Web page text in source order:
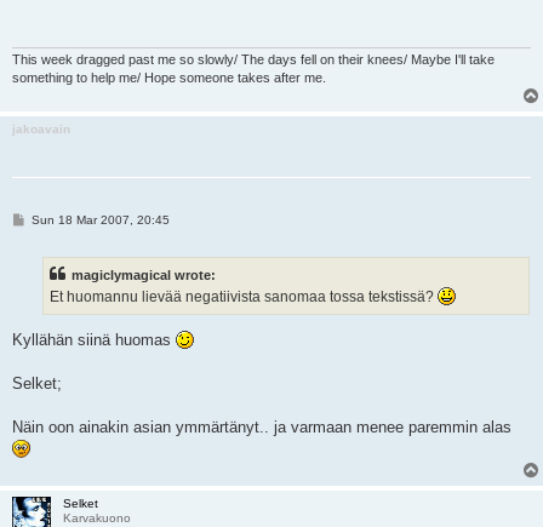
This week dragged past me so slowly/ The days fell on their knees/ Maybe I'll take
something to help me/ Hope someone takes after me.
jakoavain
PSun 18 Mar 2007, 20:45
magiclymagical wrote:
Et huomannu lievää negatiivista sanomaa tossa tekstissä?
Kyllähän siinä huomas
Selket;
Näin oon ainakin asian ymmärtänyt.. ja varmaan menee paremmin alas
Selket
Karvakuono